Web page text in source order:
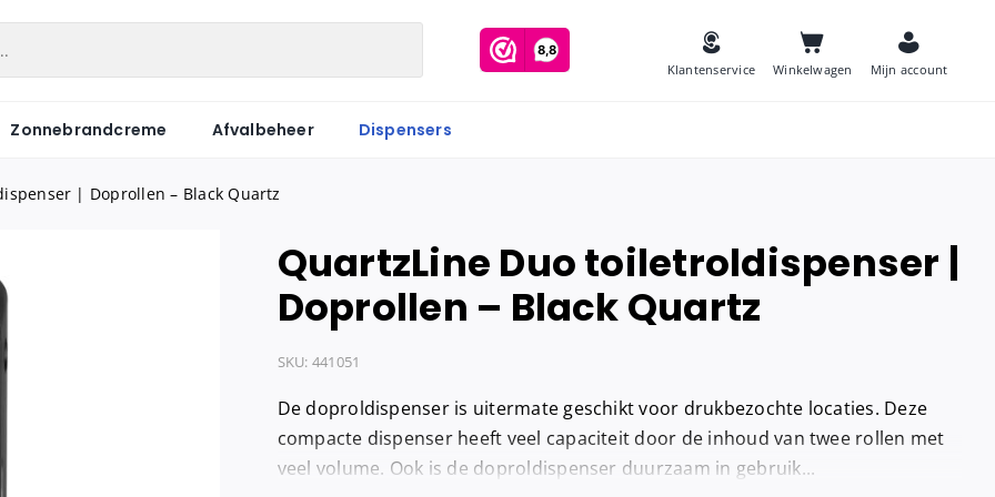
Klantenservice Winkelwagen Mijn account
Hygiënezakjes
Maandverband
Hygiënebak navulling
Hygienezakjes houder
Zeep
Toiletborstels
Babyverschoontafels
Industriepapier
Onderzoeksbankrollen
Tissues
Zonnebrandcreme Afvalbeheer Dispensers
| Doprollen – Black Quartz
QuartzLine Duo toiletroldispenser |
Doprollen – Black Quartz
SKU: 441051
De doproldispenser is uitermate geschikt voor drukbezochte locaties. Deze
compacte dispenser heeft veel capaciteit door de inhoud van twee rollen met
veel volume. Ook is de doproldispenser duurzaam in gebruik...